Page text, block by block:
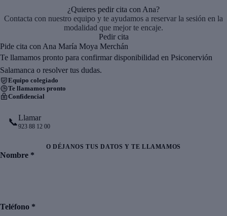
¿Quieres pedir cita con Ana?
Contacta con nuestro equipo y te ayudamos a reservar la sesión en la
modalidad que mejor te encaje.
Pedir cita
Pide cita con Ana María Moya Merchán
Te llamamos pronto para confirmar disponibilidad en Psiconervión
Salamanca o resolver tus dudas.
Equipo colegiado
Te llamamos pronto
Confidencial
📞Llamar
923 88 12 00
O DÉJANOS TUS DATOS Y TE LLAMAMOS
Nombre *
Teléfono *